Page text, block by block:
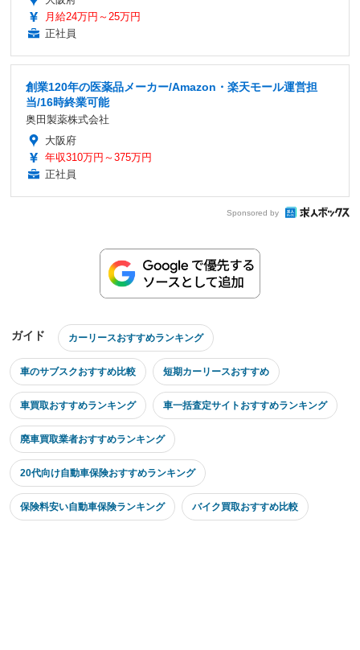
月給24万円～25万円
正社員
創業120年の医薬品メーカー/Amazon・楽天モール運営担
当/16時終業可能
奥田製薬株式会社
大阪府
年収310万円～375万円
正社員
Sponsored by
ガイド カーリースおすすめランキング
車のサブスクおすすめ比較 短期カーリースおすすめ
車買取おすすめランキング 車一括査定サイトおすすめランキング
廃車買取業者おすすめランキング
20代向け自動車保険おすすめランキング
保険料安い自動車保険ランキング バイク買取おすすめ比較